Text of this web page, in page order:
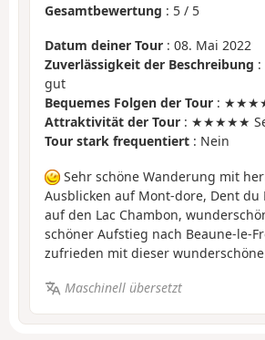
Gesamtbewertung : 5 / 5
Datum deiner Tour : 08. Mai 2022
Zuverlässigkeit der Beschreibung
gut
Bequemes Folgen der Tour :
Attraktivität der Tour : ★★★★★
Tour stark frequentiert : Nein
Sehr schöne Wanderung mit
Ausblicken auf Mont-dore, Dent du
auf den Lac Chambon,
schöner Aufstieg nach Beaune-le-
zufrieden mit dieser
Maschinell übersetzt